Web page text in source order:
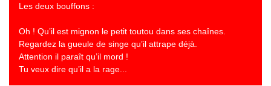
Les deux bouffons :
Oh ! Qu’il est mignon le petit toutou dans ses chaînes.
Regardez la gueule de singe qu’il attrape déjà.
Attention il paraît qu’il mord !
Tu veux dire qu’il a la rage...